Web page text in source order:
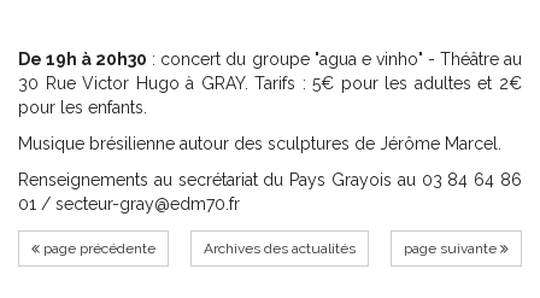
De 19h à 20h30 : concert du groupe "agua e vinho" - Théâtre au
30 Rue Victor Hugo à GRAY. Tarifs : 5€ pour les adultes et 2€
pour les enfants.
Musique brésilienne autour des sculptures de Jérôme Marcel.
Renseignements au secrétariat du Pays Grayois au 03 84 64 86
01 / secteur-gray@edm70.fr
page précédente Archives des actualités page suivante